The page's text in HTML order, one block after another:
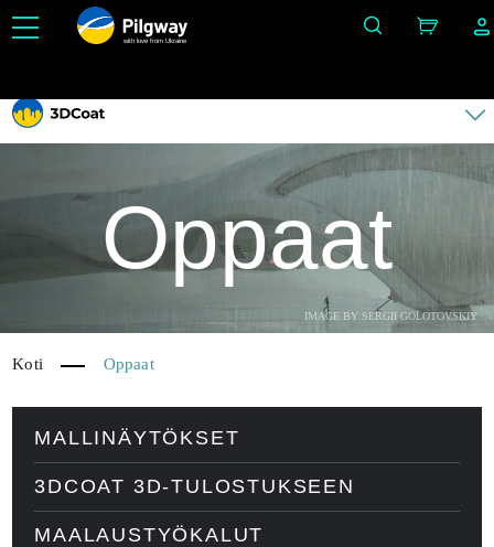
with love from Ukraine
IMAGE BY SERGII GOLOTOVSKIY
Oppaat
Koti Oppaat
MALLINÄYTÖKSET
3DCOAT 3D-TULOSTUKSEEN
MAALAUSTYÖKALUT